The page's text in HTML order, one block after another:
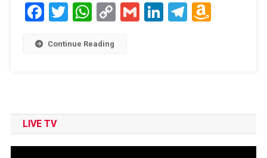
Facebook
Twitter
WhatsApp
CopyGmailLinkedIn
Telegram
Continue Reading
LIVE TV